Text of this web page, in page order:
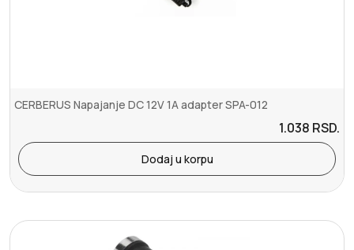
CERBERUS Napajanje DC 12V 1A adapter SPA-012
1.038 RSD.
Dodaj u korpu